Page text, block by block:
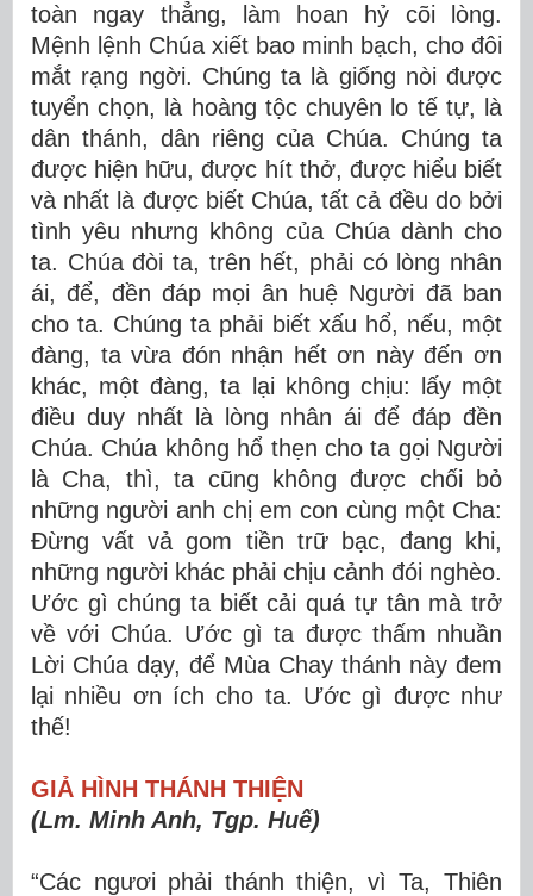
toàn ngay thẳng, làm hoan hỷ cõi lòng.
Mệnh lệnh Chúa xiết bao minh bạch, cho đôi
mắt rạng ngời. Chúng ta là giống nòi được
tuyển chọn, là hoàng tộc chuyên lo tế tự, là
dân thánh, dân riêng của Chúa. Chúng ta
được hiện hữu, được hít thở, được hiểu biết
và nhất là được biết Chúa, tất cả đều do bởi
tình yêu nhưng không của Chúa dành cho
ta. Chúa đòi ta, trên hết, phải có lòng nhân
ái, để, đền đáp mọi ân huệ Người đã ban
cho ta. Chúng ta phải biết xấu hổ, nếu, một
đàng, ta vừa đón nhận hết ơn này đến ơn
khác, một đàng, ta lại không chịu: lấy một
điều duy nhất là lòng nhân ái để đáp đền
Chúa. Chúa không hổ thẹn cho ta gọi Người
là Cha, thì, ta cũng không được chối bỏ
những người anh chị em con cùng một Cha:
Đừng vất vả gom tiền trữ bạc, đang khi,
những người khác phải chịu cảnh đói nghèo.
Ước gì chúng ta biết cải quá tự tân mà trở
về với Chúa. Ước gì ta được thấm nhuần
Lời Chúa dạy, để Mùa Chay thánh này đem
lại nhiều ơn ích cho ta. Ước gì được như
thế!
GIẢ HÌNH THÁNH THIỆN
(Lm. Minh Anh, Tgp. Huế)
“Các ngươi phải thánh thiện, vì Ta, Thiên